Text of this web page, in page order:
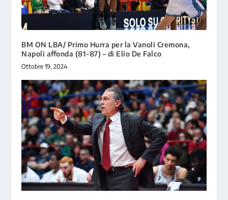
BM ON LBA/ Primo Hurra per la Vanoli Cremona,
Napoli affonda (81-87) – di Elio De Falco
Ottobre 19, 2024